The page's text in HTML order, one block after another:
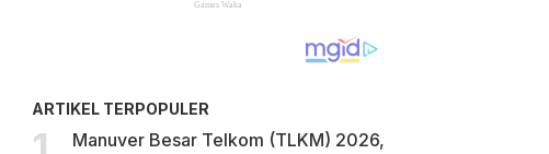
ARTIKEL TERPOPULER
Manuver Besar Telkom (TLKM) 2026,